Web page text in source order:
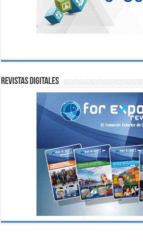
Revistas digitales